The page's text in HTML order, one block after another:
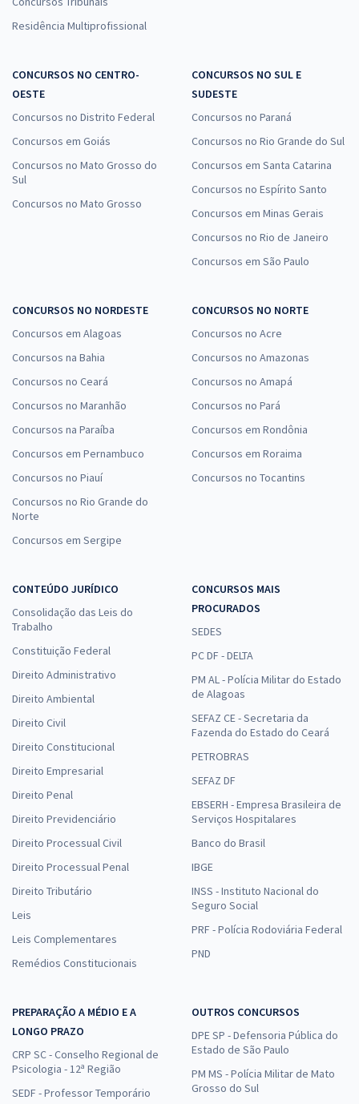
Residência Multiprofissional
CONCURSOS NO CENTRO-
OESTE
Concursos no Distrito Federal
Concursos em Goiás
Concursos no Mato Grosso do
Sul
Concursos no Mato Grosso
CONCURSOS NO SUL E
SUDESTE
Concursos no Paraná
Concursos no Rio Grande do Sul
Concursos em Santa Catarina
Concursos no Espírito Santo
Concursos em Minas Gerais
Concursos no Rio de Janeiro
Concursos em São Paulo
CONCURSOS NO NORDESTE
Concursos em Alagoas
Concursos na Bahia
Concursos no Ceará
Concursos no Maranhão
Concursos na Paraíba
Concursos em Pernambuco
Concursos no Piauí
Concursos no Rio Grande do
Norte
Concursos em Sergipe
CONCURSOS NO NORTE
Concursos no Acre
Concursos no Amazonas
Concursos no Amapá
Concursos no Pará
Concursos em Rondônia
Concursos em Roraima
Concursos no Tocantins
CONTEÚDO JURÍDICO
Consolidação das Leis do
Trabalho
Constituição Federal
Direito Administrativo
Direito Ambiental
Direito Civil
Direito Constitucional
Direito Empresarial
Direito Penal
Direito Previdenciário
Direito Processual Civil
Direito Processual Penal
Direito Tributário
Leis
Leis Complementares
Remédios Constitucionais
CONCURSOS MAIS
PROCURADOS
SEDES
PC DF - DELTA
PM AL - Polícia Militar do Estado
de Alagoas
SEFAZ CE - Secretaria da
Fazenda do Estado do Ceará
PETROBRAS
SEFAZ DF
EBSERH - Empresa Brasileira de
Serviços Hospitalares
Banco do Brasil
IBGE
INSS - Instituto Nacional do
Seguro Social
PRF - Polícia Rodoviária Federal
PND
PREPARAÇÃO A MÉDIO E A
LONGO PRAZO
CRP SC - Conselho Regional de
Psicologia - 12ª Região
SEDF - Professor Temporário
OUTROS CONCURSOS
DPE SP - Defensoria Pública do
Estado de São Paulo
PM MS - Polícia Militar de Mato
Grosso do Sul